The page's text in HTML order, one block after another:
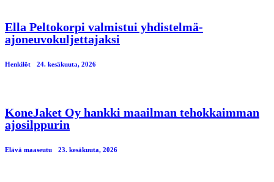
Ella Peltokorpi valmistui yhdistelmä-
ajoneuvokuljettajaksi
Henkilöt 24. kesäkuuta, 2026
KoneJaket Oy hankki maailman tehokkaimman
ajosilppurin
Elävä maaseutu 23. kesäkuuta, 2026